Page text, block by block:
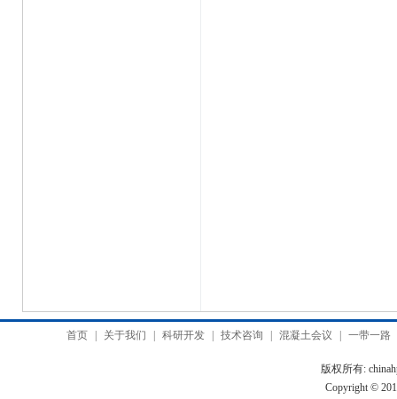
首页 关于我们 科研开发 技术咨询 混凝土会议 一带一路
版权所有:
Copyright ©